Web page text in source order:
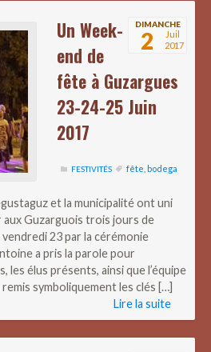
DIMANCHE
2
Juil
2017
Un Week-
end de
fête à Guzargues
23-24-25 Juin
2017
FESTIVITÉS fête bodega
et la municipalité ont uni
Guzarguois trois jours de
23 par la cérémonie
a pris la parole pour
les élus présents, ainsi que l’équipe
symboliquement les clés […]
Lire la suite